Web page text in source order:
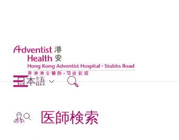
日本語
医師検索